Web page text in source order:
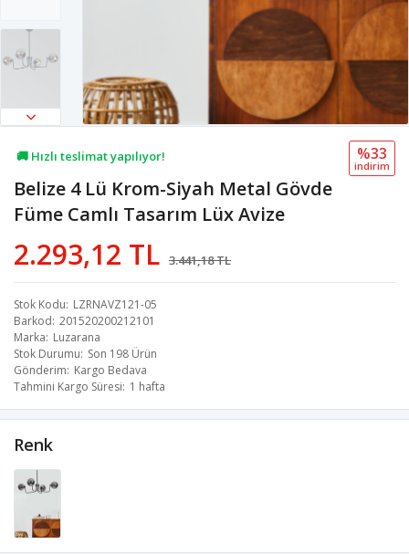
🚚 Hızlı teslimat yapılıyor!
💖 80,9B kişi favoriledi!
💸 Sepette 100 TL indirim!
Belize 4 Lü Krom-Siyah Metal Gövde
Füme Camlı Tasarım Lüx Avize
2.293,12 TL 3.441,18 TL
%33
i̇ndi̇ri̇m
Stok Kodu LZRNAVZ121-05
Barkod 201520200212101
Marka Luzarana
Stok Durumu Son 198 Ürün
Gönderim Kargo Bedava
Tahmini Kargo Süresi 1 hafta
Renk